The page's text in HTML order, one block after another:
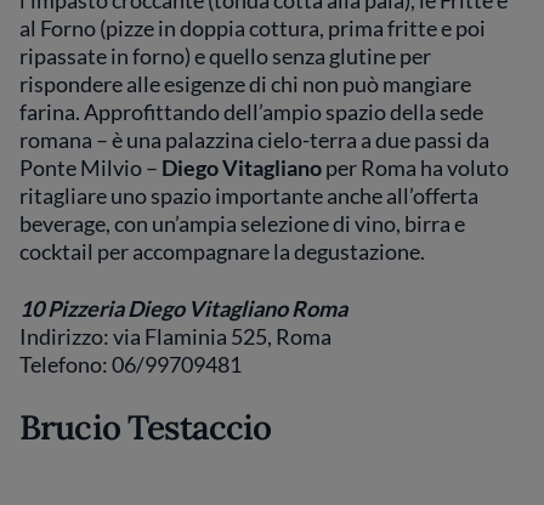
al Forno (pizze in doppia cottura, prima fritte e poi
ripassate in forno) e quello senza glutine per
rispondere alle esigenze di chi non può mangiare
farina. Approfittando dell’ampio spazio della sede
romana – è una palazzina cielo-terra a due passi da
Ponte Milvio – Diego Vitaglianoper Roma ha voluto
ritagliare uno spazio importante anche all’offerta
beverage, con un’ampia selezione di vino, birra e
cocktail per accompagnare la degustazione.
10 Pizzeria Diego Vitagliano Roma
Indirizzo: via Flaminia 525, Roma
Telefono: 06/99709481
Brucio Testaccio